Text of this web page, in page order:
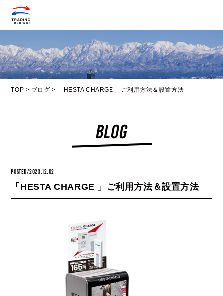
メニ
TOP > ブログ > 「HESTA CHARGE 」ご利用方法＆設置方法
BLOG
POSTED/2023.12.02
「HESTA CHARGE 」ご利用方法＆設置方法